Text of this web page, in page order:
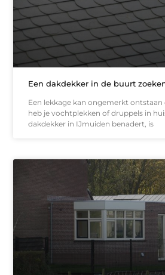
Een dakdekker in de buurt
Een lekkage kan ongemerkt ontstaan
heb je vochtplekken of druppels in
dakdekker in IJmuiden benadert, is